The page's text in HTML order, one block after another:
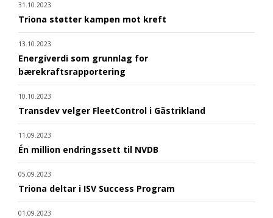
31.10.2023
Triona støtter kampen mot kreft
13.10.2023
Energiverdi som grunnlag for
bærekraftsrapportering
10.10.2023
Transdev velger FleetControl i Gästrikland
11.09.2023
Én million endringssett til NVDB
05.09.2023
Triona deltar i ISV Success Program
01.09.2023